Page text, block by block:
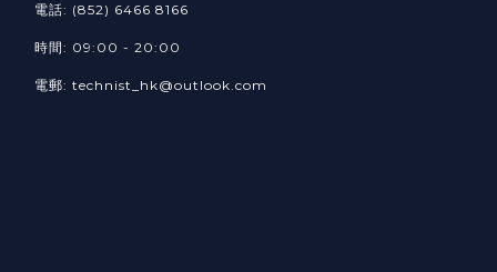
電話: (852) 6466 8166
時間: 09:00 - 20:00
電郵: technist_hk@outlook.com